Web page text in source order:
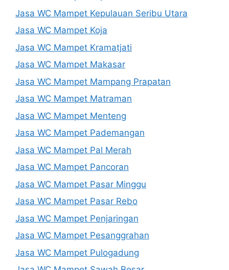
Jasa WC Mampet Kepulauan Seribu Utara
Jasa WC Mampet Koja
Jasa WC Mampet Kramatjati
Jasa WC Mampet Makasar
Jasa WC Mampet Mampang Prapatan
Jasa WC Mampet Matraman
Jasa WC Mampet Menteng
Jasa WC Mampet Pademangan
Jasa WC Mampet Pal Merah
Jasa WC Mampet Pancoran
Jasa WC Mampet Pasar Minggu
Jasa WC Mampet Pasar Rebo
Jasa WC Mampet Penjaringan
Jasa WC Mampet Pesanggrahan
Jasa WC Mampet Pulogadung